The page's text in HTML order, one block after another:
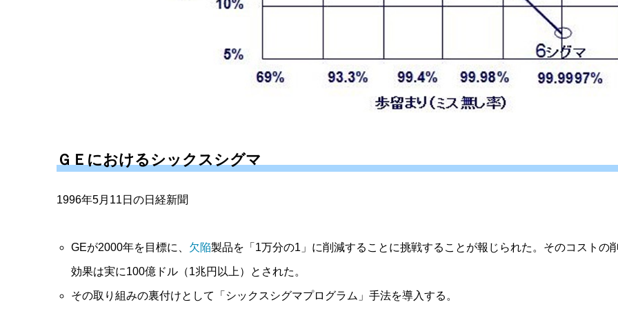
ＧＥにおけるシックスシグマ
1996年5月11日の日経新聞
GEが2000年を目標に、 欠陥製品を「1万分の1」に削減することに挑戦することが報じられた。そのコストの
効果は実に100億ドル（1兆円以上）とされた。
その取り組みの裏付けとして「シックスシグマプログラム」手法を導入する。